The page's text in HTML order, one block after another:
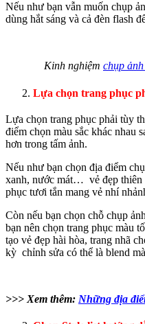
Nếu như bạn vẫn muốn chụp
dùng hắt sáng và cả đèn flash
Kinh nghiệm chụp
Lựa chọn trang phục
Lựa chọn trang phục phải tùy
điểm chọn màu sắc khác nhau
hơn trong tấm ảnh.
Nếu như bạn chọn địa điểm
xanh, nước mát… vẻ đẹp thiên
phục tươi tắn mang vẻ nhí
Còn nếu bạn chọn chỗ chụp
bạn nên chọn trang phục màu
tạo vẻ đẹp hài hòa, trang nhã
kỳ chỉnh sửa có thể là blend
>>> Xem thêm: Những địa